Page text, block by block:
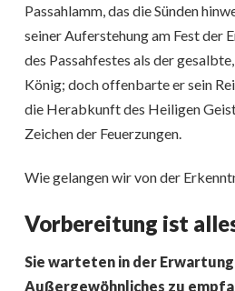
Passahlamm, das die Sünden
seiner Auferstehung am Fest der
des Passahfestes als der
König; doch offenbarte er sein
die Herabkunft des Heiligen
Zeichen der Feuerzungen.
Wie gelangen wir von der
Vorbereitung ist
Sie warteten in der
Außergewöhnliches zu